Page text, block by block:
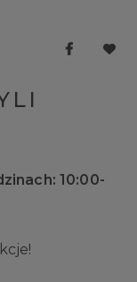
10:00-